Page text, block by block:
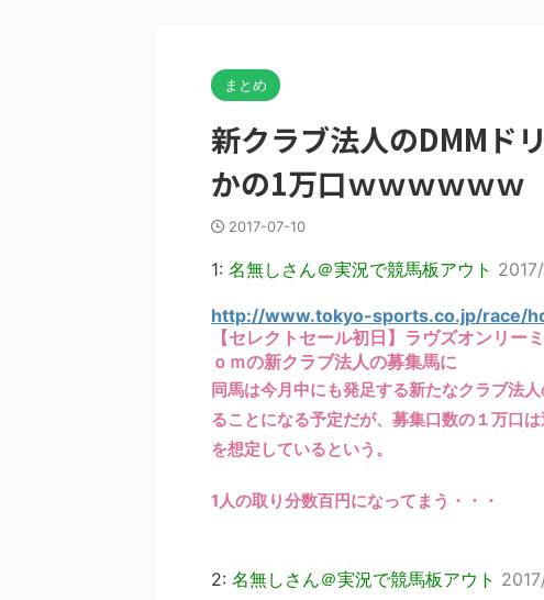
まとめ
新クラブ法人のDMMド
かの1万口ｗｗｗｗｗｗ
2017-07-10
1: 名無しさん＠実況で競馬板アウト
http://www.tokyo-sports.co.jp/race/
【セレクトセール初日】ラヴズオンリ
ｏｍの新クラブ法人の募集馬に
同馬は今月中にも発足する新たなクラブ法
ることになる予定だが、募集口数の１万口
を想定しているという。
1人の取り分数百円になってまう・・・
2: 名無しさん＠実況で競馬板アウト